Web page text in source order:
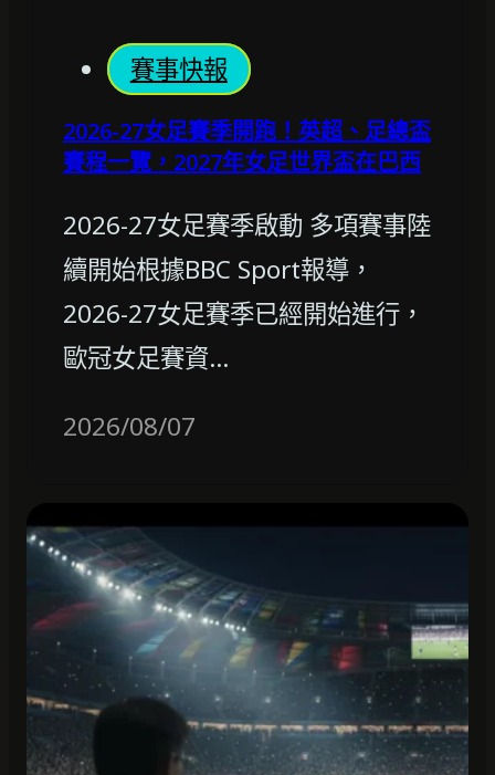
賽事快報
2026-27女足賽季開跑！英超、足總盃
賽程一覽，2027年女足世界盃在巴西
2026-27女足賽季啟動 多項賽事陸
續開始根據BBC Sport報導，
2026-27女足賽季已經開始進行，
歐冠女足賽資…
2026/08/07